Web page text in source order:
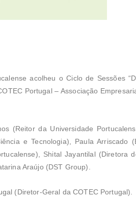
acolheu o Ciclo de Sessões
Portugal – Associação
(Reitor da Universidade
e Tecnologia), Paula Arriscado
Shital Jayantilal (Diretora
Araújo (DST Group).
(Diretor-Geral da COTEC Portugal).